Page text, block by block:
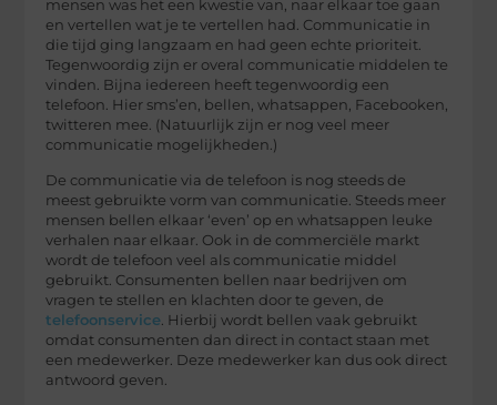
mensen was het een kwestie van, naar elkaar toe gaan
en vertellen wat je te vertellen had. Communicatie in
die tijd ging langzaam en had geen echte prioriteit.
Tegenwoordig zijn er overal communicatie middelen te
vinden. Bijna iedereen heeft tegenwoordig een
telefoon. Hier sms’en, bellen, whatsappen, Facebooken,
twitteren mee. (Natuurlijk zijn er nog veel meer
communicatie mogelijkheden.)
De communicatie via de telefoon is nog steeds de
meest gebruikte vorm van communicatie. Steeds meer
mensen bellen elkaar ‘even’ op en whatsappen leuke
verhalen naar elkaar. Ook in de commerciële markt
wordt de telefoon veel als communicatie middel
gebruikt. Consumenten bellen naar bedrijven om
vragen te stellen en klachten door te geven, de
telefoonservice. Hierbij wordt bellen vaak gebruikt
omdat consumenten dan direct in contact staan met
een medewerker. Deze medewerker kan dus ook direct
antwoord geven.